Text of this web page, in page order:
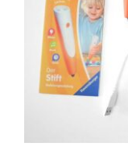
tiptoi